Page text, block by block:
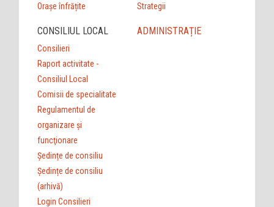
Orașe înfrățite
Strategii
CONSILIUL LOCAL
Consilieri
Raport activitate -
Consiliul Local
Comisii de specialitate
Regulamentul de
organizare şi
funcţionare
Ședințe de consiliu
Ședințe de consiliu
(arhivă)
Login Consilieri
ADMINISTRAȚIE